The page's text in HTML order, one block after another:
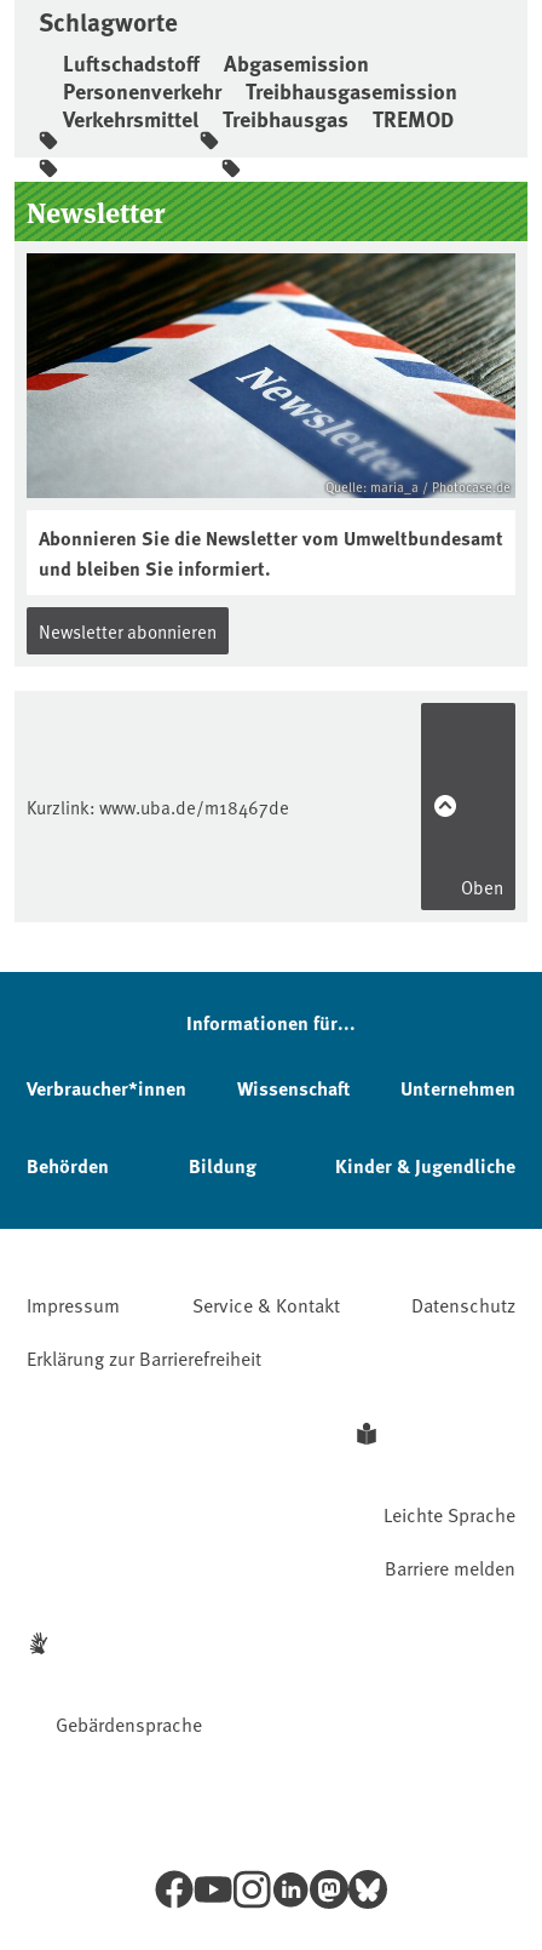
Schlagworte
Luftschadstoff
Abgasemission
Personenverkehr
Treibhausgasemission
Verkehrsmittel
Treibhausgas TREMOD
Seitenleiste
Newsletter
Quelle: maria_a / Photocase.de
Abonnieren Sie die Newsletter vom Umweltbundesamt
und bleiben Sie informiert.
Newsletter abonnieren
Kurzlink: www.uba.de/m18467de
Oben
Informationen für...
Verbraucher*innen Wissenschaft Unternehmen
Behörden Bildung Kinder & Jugendliche
Impressum Service & Kontakt
Datenschutz
Erklärung zur Barrierefreiheit
Leichte Sprache
Gebärdensprache
Barriere melden